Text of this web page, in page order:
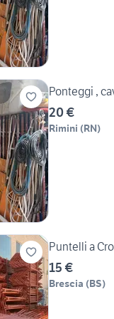
Ponteggi ,
20 €
Rimini (RN)
Puntelli a
15 €
Brescia (BS)